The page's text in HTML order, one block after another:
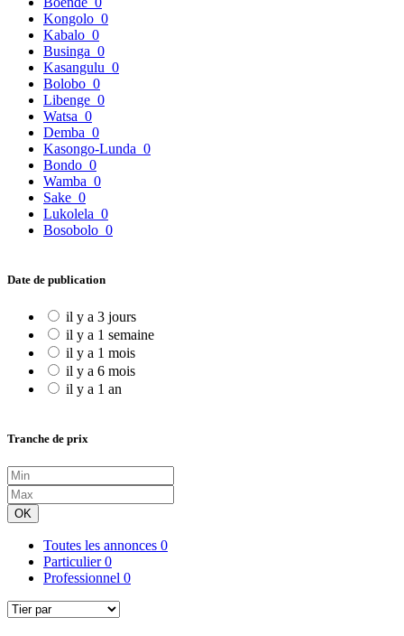
Kongolo 0
Kabalo 0
Businga 0
Kasangulu 0
Bolobo 0
Libenge 0
Watsa 0
Demba 0
Kasongo-Lunda 0
Bondo 0
Wamba 0
Sake 0
Lukolela 0
Bosobolo 0
Date de publication
il y a 3 jours
il y a 1 semaine
il y a 1 mois
il y a 6 mois
il y a 1 an
Tranche de prix
OK
Toutes les annonces 0
Particulier0
Professionnel 0